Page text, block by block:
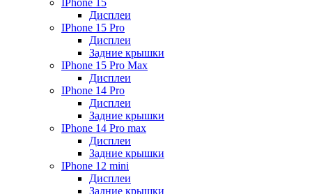
IPhone 15
Дисплеи
IPhone 15 Pro
Дисплеи
Задние крышки
IPhone 15 Pro Max
Дисплеи
IPhone 14 Pro
Дисплеи
Задние крышки
IPhone 14 Pro max
Дисплеи
Задние крышки
IPhone 12 mini
Дисплеи
Задние крышки